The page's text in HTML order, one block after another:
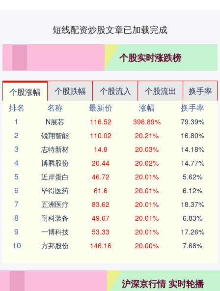
短线配资炒股文章已加载完成
个股实时涨跌榜
个股涨幅 个股跌幅 个股流入 个股流出
换手率
排名
名称 最新价 涨幅
换手率
1
N展芯 116.52 396.89% 79.39%
2 锐翔智能 110.02 20.21% 16.80%
3 志特新材 14.8 20.03% 14.18%
4 博腾股份 20.44 20.02% 14.77%
5 近岸蛋白 46.72 20.01% 5.62%
6 毕得医药 61.6 20.01% 6.12%
7 五洲医疗 83.62 20.01% 18.37%
8 耐科装备 49.67 20.01% 6.83%
9 一博科技 53.33 20.01% 17.26%
10 方邦股份 146.16 20.00% 7.68%
沪深京行情 实时轮播